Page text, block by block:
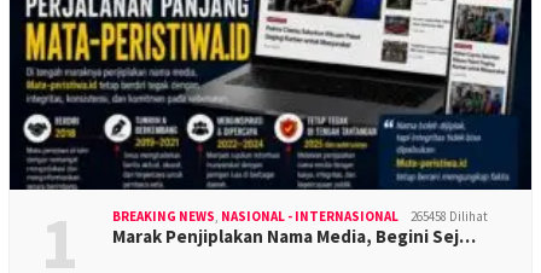
1 BREAKING NEWS NASIONAL - INTERNASIONAL 265458 Dilihat
Marak Penjiplakan Nama Media, Begini Sej…